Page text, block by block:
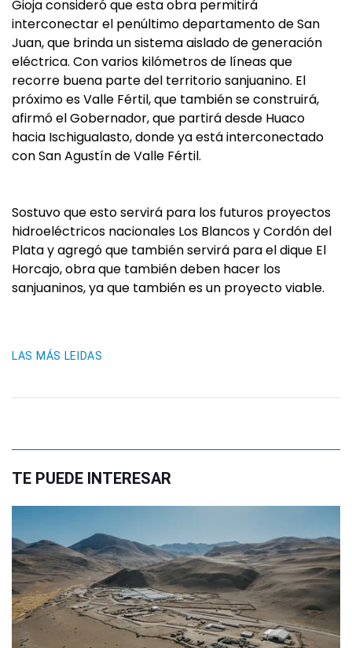
Gioja consideró que esta obra permitirá
interconectar el penúltimo departamento de San
Juan, que brinda un sistema aislado de generación
eléctrica. Con varios kilómetros de líneas que
recorre buena parte del territorio sanjuanino. El
próximo es Valle Fértil, que también se construirá,
afirmó el Gobernador, que partirá desde Huaco
hacia Ischigualasto, donde ya está interconectado
con San Agustín de Valle Fértil.
Sostuvo que esto servirá para los futuros proyectos
hidroeléctricos nacionales Los Blancos y Cordón del
Plata y agregó que también servirá para el dique El
Horcajo, obra que también deben hacer los
sanjuaninos, ya que también es un proyecto viable.
LAS MÁS LEIDAS
TE PUEDE INTERESAR